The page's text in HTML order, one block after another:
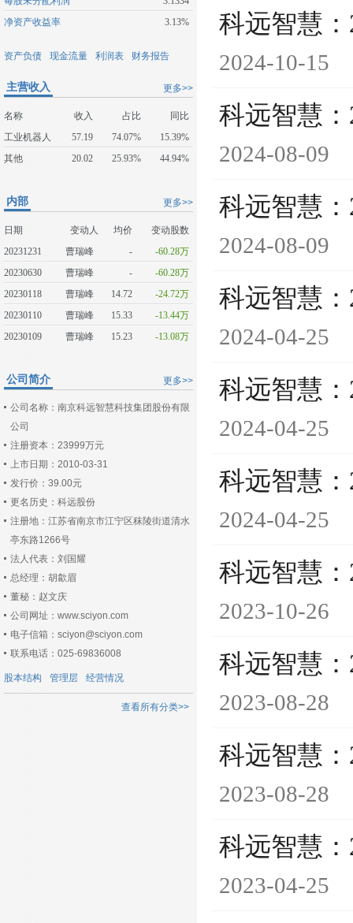
净资产收益率
3.13%
资产负债 现金流量 利润表 财务报告
更多>>
主营收入
名称 收入 占比
同比
工业机器人
57.19 74.07%
15.39%
其他
20.02 25.93% 44.94%
更多>>
内部
日期 变动人 均价
变动股数
20231231
曹瑞峰 -
-60.28万
20230630
曹瑞峰 -
-60.28万
20230118
曹瑞峰 14.72
-24.72万
20230110
曹瑞峰 15.33
-13.44万
20230109
曹瑞峰 15.23 -13.08万
更多>>
公司简介
公司名称：南京科远智慧科技集团股份有限
公司
注册资本：23999万元
上市日期：2010-03-31
发行价：39.00元
更名历史：科远股份
注册地：江苏省南京市江宁区秣陵街道清水
亭东路1266号
法人代表：刘国耀
总经理：胡歙眉
董秘：赵文庆
公司网址：www.sciyon.com
电子信箱：sciyon@sciyon.com
联系电话：025-69836008
股本结构 管理层 经营情况
查看所有分类>>
科远智慧
2024-10-15
科远智慧
2024-08-09
科远智慧
2024-08-09
科远智慧
2024-04-25
科远智慧
2024-04-25
科远智慧
2024-04-25
科远智慧
2023-10-26
科远智慧
2023-08-28
科远智慧
2023-08-28
科远智慧
2023-04-25